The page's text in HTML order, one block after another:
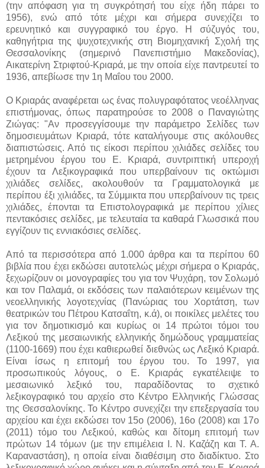
(την απόφαση για τη συγκρότησή του είχε ήδη πάρει το
1956), ενώ από τότε μέχρι και σήμερα συνεχίζει το
ερευνητικό και συγγραφικό του έργο. Η σύζυγός του,
καθηγήτρια της ψυχοτεχνικής στη Βιομηχανική Σχολή της
Θεσσαλονίκης (σημερινό Πανεπιστήμιο Μακεδονίας),
Αικατερίνη Στριφτού-Κριαρά, με την οποία είχε παντρευτεί το
1936, απεβίωσε την 1η Μαΐου του 2000.
Ο Κριαράς αναφέρεται ως ένας πολυγραφότατος νεοέλληνας
επιστήμονας, όπως παρατηρούσε το 2008 ο Παναγιώτης
Ζιώγας: "Αν προσεγγίσουμε την παράμετρο Σελίδες των
δημοσιευμάτων Κριαρά, τότε καταλήγουμε στις ακόλουθες
διαπιστώσεις. Από τις είκοσι περίπου χιλιάδες σελίδες του
μετρημένου έργου του Ε. Κριαρά, συντριπτική υπεροχή
έχουν τα Λεξικογραφικά που υπερβαίνουν τις οκτώμισι
χιλιάδες σελίδες, ακολουθούν τα Γραμματολογικά με
περίπου έξι χιλιάδες, τα Σύμμικτα που υπερβαίνουν τις τρεις
χιλιάδες, έπονται τα Επιστολογραφικά με περίπου χίλιες
πεντακόσιες σελίδες, με τελευταία τα καθαρά Γλωσσικά που
εγγίζουν τις εννιακόσιες σελίδες.
Από τα περισσότερα από 1.000 άρθρα και τα περίπου 60
βιβλία που έχει εκδώσει αυτοτελώς μέχρι σήμερα ο Κριαράς,
ξεχωρίζουν οι μονογραφίες του για τον Ψυχάρη, τον Σολωμό
και τον Παλαμά, οι εκδόσεις των παλαιότερων κειμένων της
νεοελληνικής λογοτεχνίας (Πανώριας του Χορτάτση, των
θεατρικών του Πέτρου Κατσαΐτη, κ.ά), οι ποικίλες μελέτες του
για τον δημοτικισμό και κυρίως οι 14 πρώτοι τόμοι του
Λεξικού της μεσαιωνικής ελληνικής δημώδους γραμματείας
(1100-1669) που έχει καθιερωθεί διεθνώς ως Λεξικό Κριαρά.
Είναι ίσως η επιτομή του έργου του. Το 1997, για
προσωπικούς λόγους, ο Ε. Κριαράς εγκατέλειψε το
μεσαιωνικό λεξικό του, παραδίδοντας το σχετικό
λεξικογραφικό του αρχείο στο Κέντρο Ελληνικής Γλώσσας
της Θεσσαλονίκης. Το Κέντρο συνεχίζει την επεξεργασία του
αρχείου και έχει εκδώσει τον 15ο (2006), 16ο (2008) και 17ο
(2011) τόμο του Λεξικού, καθώς και δίτομη επιτομή των
πρώτων 14 τόμων (με την επιμέλεια Ι. Ν. Καζάζη και Τ. Α.
Καραναστάση), η οποία είναι διαθέσιμη στο διαδίκτυο. Στο